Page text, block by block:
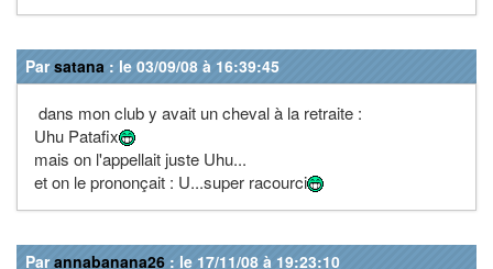
Parsatana : le 03/09/08 à 16:39:45
dans mon club y avait un cheval à la retraite :
Uhu Patafix
mais on l'appellait juste Uhu...
et on le prononçait : U...super racourci
Parannabanana26 : le 17/11/08 à 19:23:10